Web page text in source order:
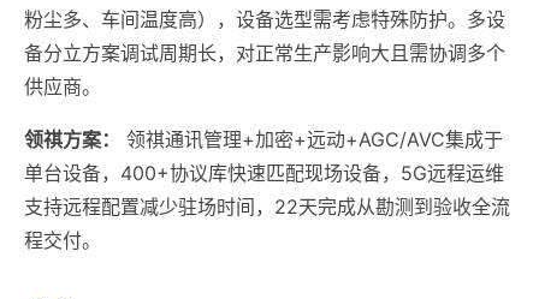
粉尘多、车间温度高），设备选型需考虑特殊防护。多设
备分立方案调试周期长，对正常生产影响大且需协调多个
供应商。
领祺方案：
领祺通讯管理+加密+远动+AGC/AVC集成于
单台设备，400+协议库快速匹配现场设备，5G远程运维
支持远程配置减少驻场时间，22天完成从勘测到验收全流
程交付。